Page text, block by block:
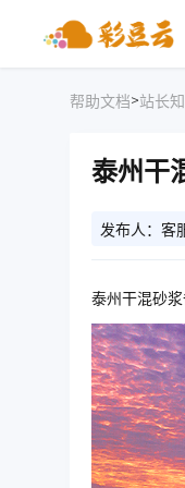
帮助文档>站长
泰州干
发布人：客
泰州干混砂